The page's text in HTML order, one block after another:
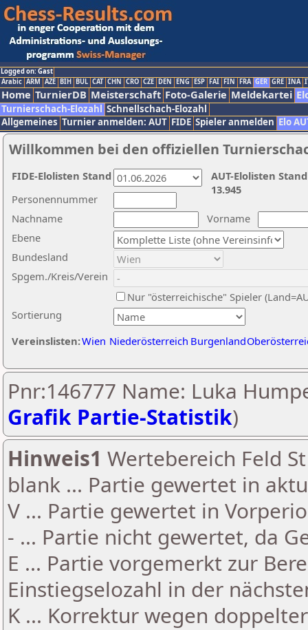
Logged on: Gast
Arabic ARM AZE BIH BUL CAT CHN CRO CZE DEN ENG ESP FAI FIN FRA GER GRE INA
Home TurnierDB Meisterschaft Foto-Galerie Meldekartei
Turnierschach-Elozahl Schnellschach-Elozahl
Allgemeines Turnier anmelden: AUT FIDE Spieler anmelden Elo
Willkommen bei den offiziellen
Nachname
Vorname
Ebene
Sortierung
Personennummer
Bundesland
Spgem./Kreis/Verein
Nur "österreichische" Spieler
Vereinslisten:Wien Niederösterreich Burgenland
AUT-Elolisten
13.945
FIDE-Elolisten Stand
Pnr:146777 Name: Luka
Grafik Partie-Statistik)
Hinweis1 Wertebereich Feld
blank ... Partie gewertet in
V ... Partie gewertet in
- ... Partie nicht gewertet, da
E ... Partie vorgemerkt zur
Einstiegselozahl in der
K ... Korrektur wegen